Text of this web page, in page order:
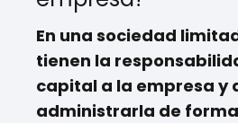
En una sociedad
tienen la
capital a la empresa y
administrarla de